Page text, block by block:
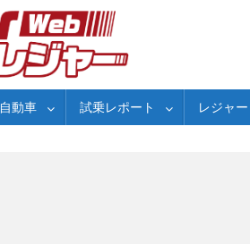
自動車 試乗レポート レジャー